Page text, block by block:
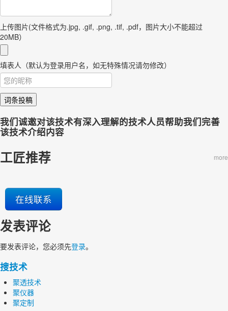
上传图片(文件格式为.jpg, .gif, .png, .tif, .pdf，图片大小不能超过
20MB）
填表人（默认为登录用户名，如无特殊情况请勿修改）
词条投稿
我们诚邀对该技术有深入理解的技术人员帮助我们完善
该技术介绍内容
工匠推荐 more
在线联系
发表评论
要发表评论，您必须先登录。
搜技术
聚透技术
聚仪器
聚定制